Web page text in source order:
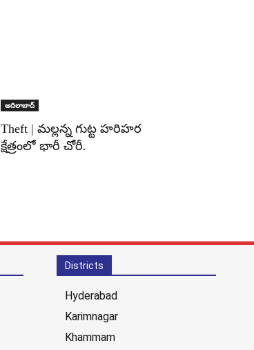
ఆదిలాబాద్
Theft | మల్లన్న గుట్ట హరిహర
క్షేత్రంలో భారీ చోరీ.
Districts
Hyderabad
Karimnagar
Khammam